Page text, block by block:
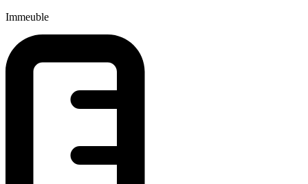
Immeuble